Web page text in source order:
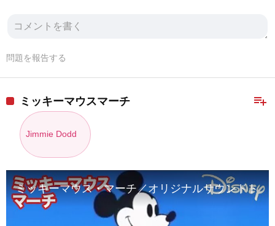
問題を報告する
playlist_add
ミッキーマウスマーチ
Jimmie Dodd
ミッキーマウス・マーチ／オリジナルサウンドトラ